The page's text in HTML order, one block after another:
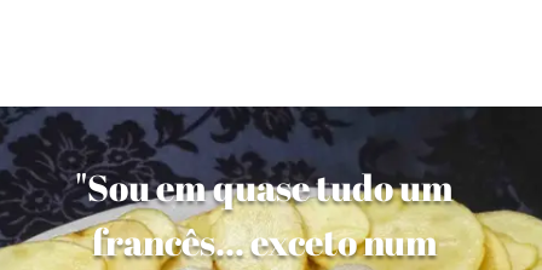
"Sou em quase tudo um
francês... exceto num